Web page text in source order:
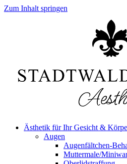
Zum Inhalt springen
Ästhetik für Ihr Gesicht &
Augen
Augenfältchen-
Muttermale/